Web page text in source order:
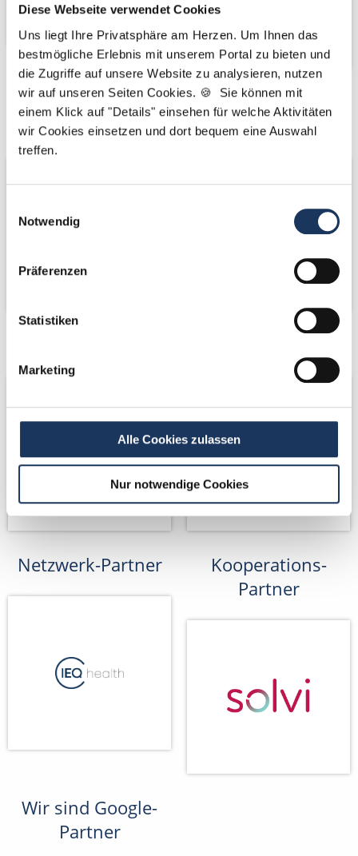
Diese Webseite verwendet Cookies
Uns liegt Ihre Privatsphäre am Herzen. Um Ihnen das
bestmögliche Erlebnis mit unserem Portal zu bieten und
die Zugriffe auf unsere Website zu analysieren, nutzen
wir auf unseren Seiten Cookies. 🍪 Sie können mit
einem Klick auf "Details" einsehen für welche Aktivitäten
wir Cookies einsetzen und dort bequem eine Auswahl
treffen.
Notwendig
Präferenzen
Statistiken
Marketing
Alle Cookies zulassen
Nur notwendige Cookies
Kooperations-
Partner
Kooperations-
Partner
Netzwerk-Partner
Kooperations-
Partner
Wir sind Google-
Partner